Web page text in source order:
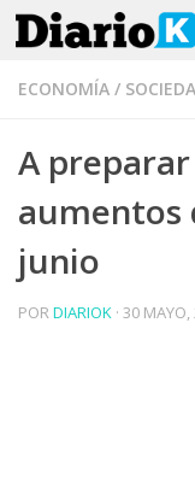
Saltar al contenido
ECONOMÍA /
A
aumentos
junio
PORDIARIOK · 30 MAYO,